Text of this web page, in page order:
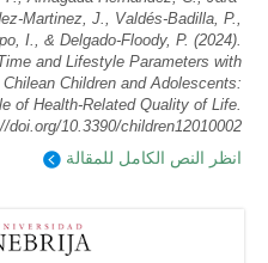
Martinez, J., Valdés-Badilla, P.,
I., & Delgado-Floody, P. (2024).
and Lifestyle Parameters with
Children and Adolescents:
of Health-Related Quality of Life.
doi.org/10.3390/children12010002
انظر النص الكامل للمقالة